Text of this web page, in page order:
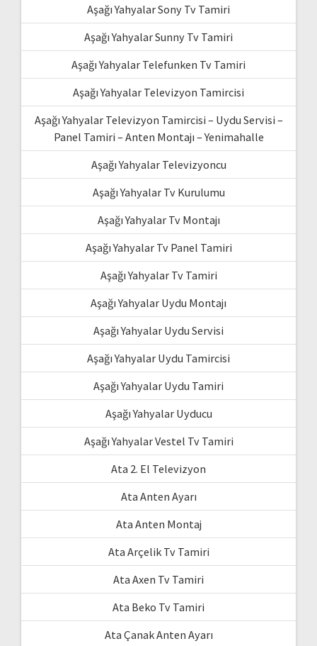
Aşağı Yahyalar Sony Tv Tamiri
Aşağı Yahyalar Sunny Tv Tamiri
Aşağı Yahyalar Telefunken Tv Tamiri
Aşağı Yahyalar Televizyon Tamircisi
Aşağı Yahyalar Televizyon Tamircisi – Uydu Servisi –
Panel Tamiri – Anten Montajı – Yenimahalle
Aşağı Yahyalar Televizyoncu
Aşağı Yahyalar Tv Kurulumu
Aşağı Yahyalar Tv Montajı
Aşağı Yahyalar Tv Panel Tamiri
Aşağı Yahyalar Tv Tamiri
Aşağı Yahyalar Uydu Montajı
Aşağı Yahyalar Uydu Servisi
Aşağı Yahyalar Uydu Tamircisi
Aşağı Yahyalar Uydu Tamiri
Aşağı Yahyalar Uyducu
Aşağı Yahyalar Vestel Tv Tamiri
Ata 2. El Televizyon
Ata Anten Ayarı
Ata Anten Montaj
Ata Arçelik Tv Tamiri
Ata Axen Tv Tamiri
Ata Beko Tv Tamiri
Ata Çanak Anten Ayarı